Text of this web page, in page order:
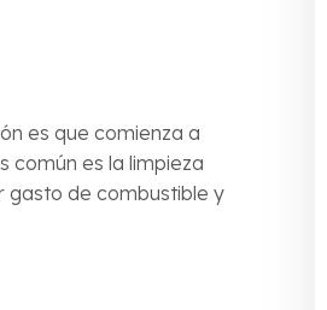
es que comienza a
común es la limpieza
gasto de combustible y